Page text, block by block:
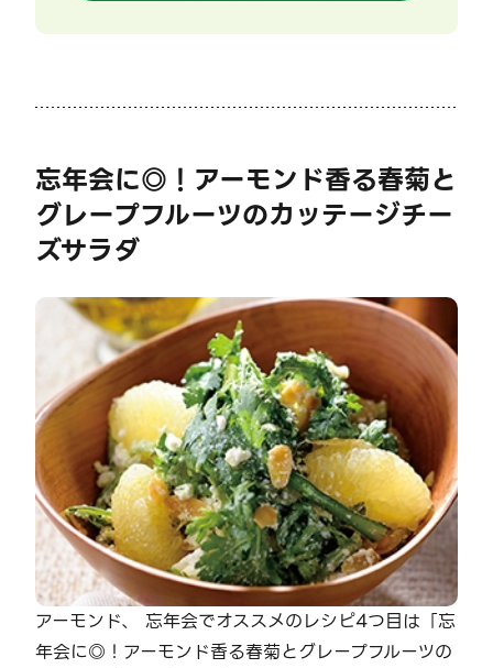
忘年会に◎！アーモンド香る春菊と
グレープフルーツのカッテージチー
ズサラダ
アーモンド、 忘年会でオススメのレシピ4つ目は「忘
年会に◎！アーモンド香る春菊とグレープフルーツの